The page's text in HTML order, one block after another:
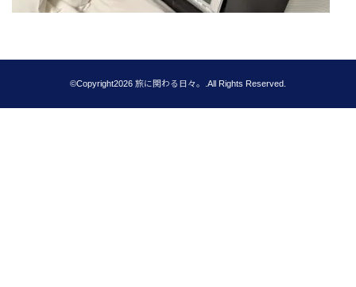
©Copyright2026 旅に関わる日々。 .All Rights Reserved.